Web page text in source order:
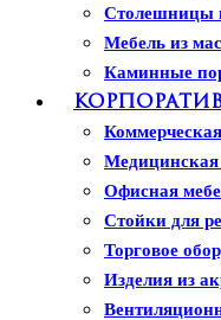
Столешницы
Мебель из
Каминные
Камины
Балконы ПВХ
Пластиковые
Жалюзи
Рулонные
Медицинская
Офисная
Стойки для
Торговое
Изделия из